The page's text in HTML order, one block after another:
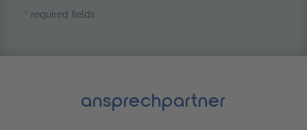
* required fields
ansprechpartner